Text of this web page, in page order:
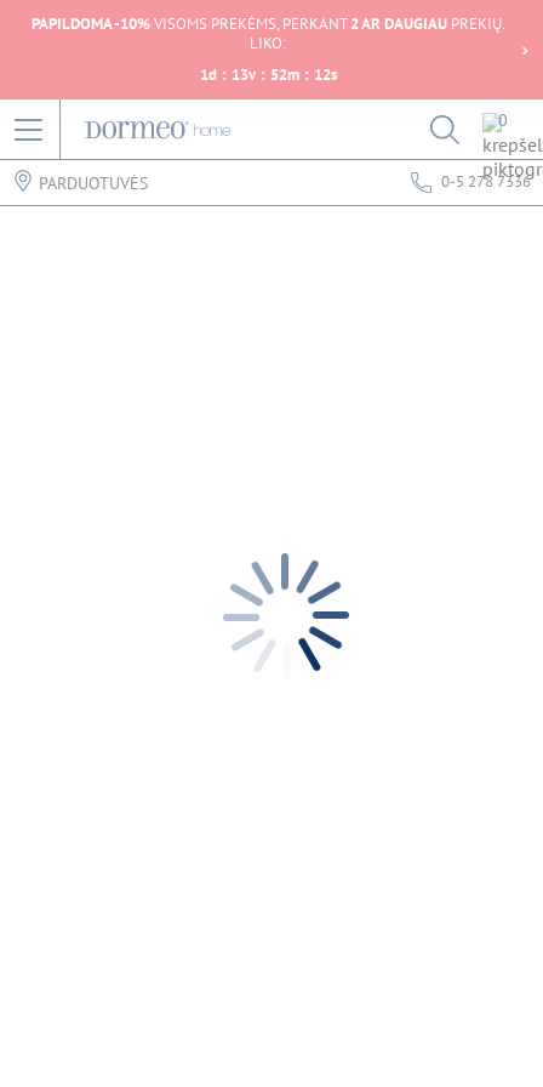
PAPILDOMA -10%VISOMS PREKĖMS, PERKANT2 AR DAUGIAUPREKIŲ.
LIKO:
1d : 13v : 52m : 12s
0
PARDUOTUVĖS 0-5 278 7336